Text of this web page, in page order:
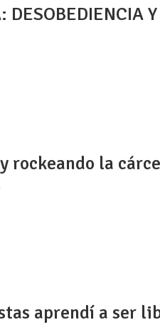
DESOBEDIENCIA
rockeando la
aprendí a ser